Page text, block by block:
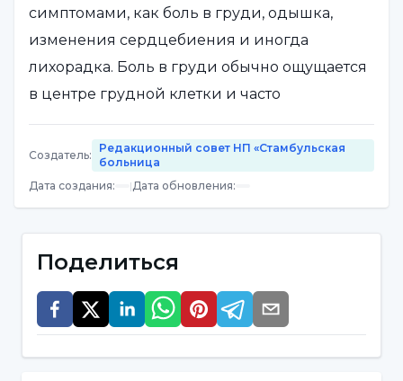
симптомами, как боль в груди, одышка,
изменения сердцебиения и иногда
лихорадка. Боль в груди обычно ощущается
в центре грудной клетки и часто
сопровождается болезненностью в области
сердца или грудной стенки. Симптомы
перикардита могут включать:
Боль в груди обычно ощущается в центре
грудной клетки и часто сопровождается
болезненностью в области сердца или
грудной стенки. Иногда эта боль может
Создатель:
Редакционный совет НП «Стамбульская
больница
Дата создания: |Дата обновления:
Поделиться